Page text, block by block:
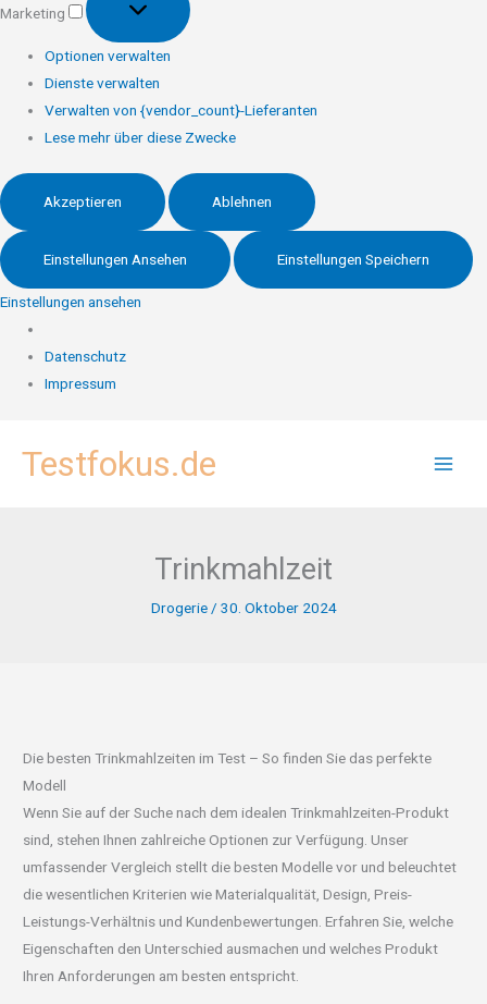
Marketing
Optionen verwalten
Dienste verwalten
Verwalten von {vendor_count}-Lieferanten
Lese mehr über diese Zwecke
Akzeptieren Ablehnen
Einstellungen Ansehen Einstellungen Speichern
Einstellungen ansehen
Datenschutz
Impressum
InhaltTestfokus.de
Trinkmahlzeit
Drogerie/ 30. Oktober 2024
Die besten Trinkmahlzeiten im Test – So finden Sie das perfekte
Modell
Wenn Sie auf der Suche nach dem idealen Trinkmahlzeiten-Produkt
sind, stehen Ihnen zahlreiche Optionen zur Verfügung. Unser
umfassender Vergleich stellt die besten Modelle vor und beleuchtet
die wesentlichen Kriterien wie Materialqualität, Design, Preis-
Leistungs-Verhältnis und Kundenbewertungen. Erfahren Sie, welche
Eigenschaften den Unterschied ausmachen und welches Produkt
Ihren Anforderungen am besten entspricht.